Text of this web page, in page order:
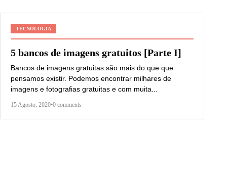
TECNOLOGIA
5 bancos de imagens gratuitos [Parte I]
Bancos de imagens gratuitas são mais do que que
pensamos existir. Podemos encontrar milhares de
imagens e fotografias gratuitas e com muita...
15 Agosto, 2020•0 comments